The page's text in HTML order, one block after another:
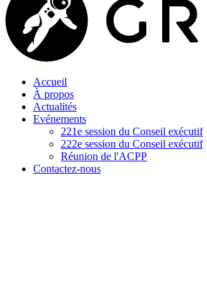
Accueil
À propos
Actualités
Evénements
221e session du Conseil exécutif
222e session du Conseil exécutif
Réunion de l'ACPP
Contactez-nous